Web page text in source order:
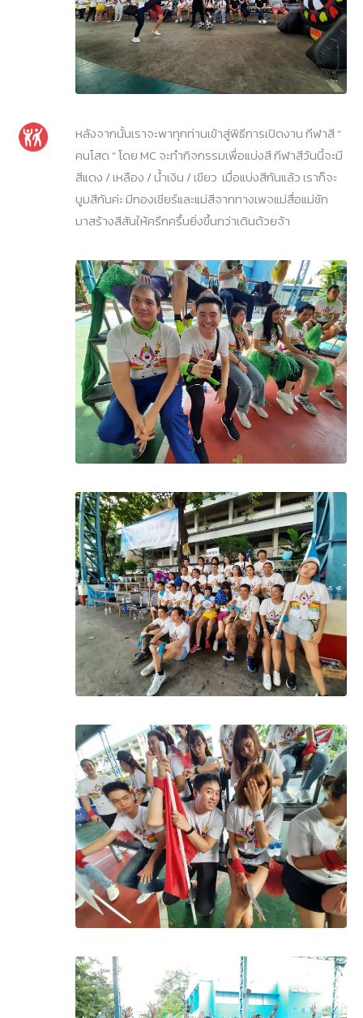
หลังจากนั้นเราจะพาทุกท่านเข้าสู่พิธีการเปิดงาน กีฬาสี “
คนโสด ” โดย MC จะทำกิจกรรมเพื่อแบ่งสี กีฬาสีวันนี้จะมี
สีแดง / เหลือง / น้ำเงิน / เขียว เมื่อแบ่งสีกันแล้ว เราก็จะ
บูมสีกันค่ะ มีกองเชียร์และแม่สีจากทางเพจแม่สื่อแม่ชัก
มาสร้างสีสันให้ครึกครื้นยิ่งขึ้นกว่าเดินด้วยจ้า